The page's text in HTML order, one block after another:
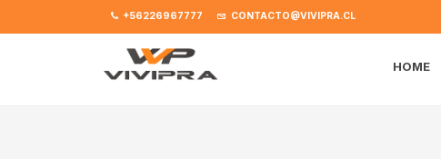
+56226967777 CONTACTO@VIVIPRA.CL
HOME